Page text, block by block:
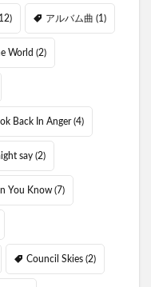
アルバム曲 (1)
World (2)
Back In Anger(4)
say (2)
You Know(7)
Council Skies (2)